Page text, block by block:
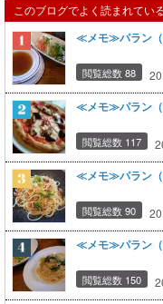
このブログでよく読まれてい
≪メモ≫パラン（
閲覧総数 88
≪メモ≫パラン（
閲覧総数 117
≪メモ≫パラン（
閲覧総数 90
≪メモ≫パラン（
閲覧総数 150